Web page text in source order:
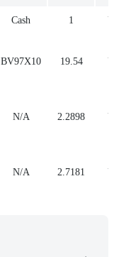
Cash 1
BV97X10 19.54
N/A 2.2898
N/A 2.7181